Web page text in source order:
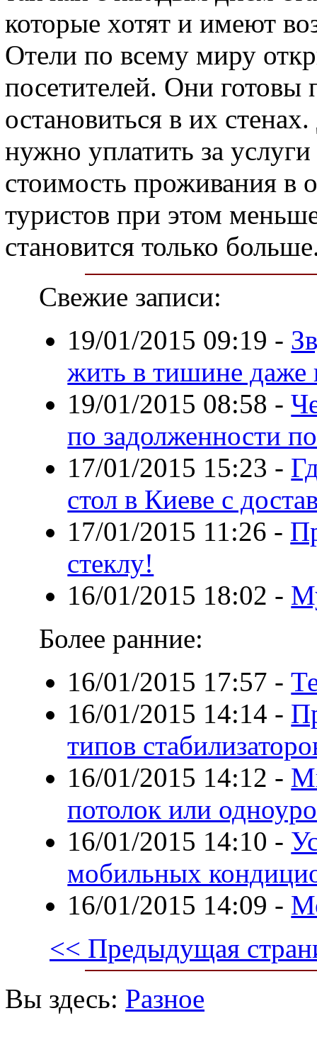
которые хотят и имеют
Отели по всему миру
посетителей. Они готовы
остановиться в их
нужно уплатить за
стоимость проживания в
туристов при этом
становится только
Свежие записи:
19/01/2015 09:19 -
жить в тишине
19/01/2015 08:58 -
по задолженности
17/01/2015 15:23 -
стол в Киеве с
17/01/2015 11:26 -
стеклу!
16/01/2015 18:02 -
Более ранние:
16/01/2015 17:57 -
16/01/2015 14:14 -
типов
16/01/2015 14:12 -
потолок или
16/01/2015 14:10 -
мобильных
16/01/2015 14:09 -
<< Предыдущая
Вы здесь: Разное